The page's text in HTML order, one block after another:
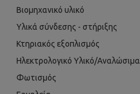
Βιομηχανικό υλικό
Υλικά σύνδεσης - στήριξης
Κτηριακός εξοπλισμός
Ηλεκτρολογικό Υλικό/Αναλώσιμα
Φωτισμός